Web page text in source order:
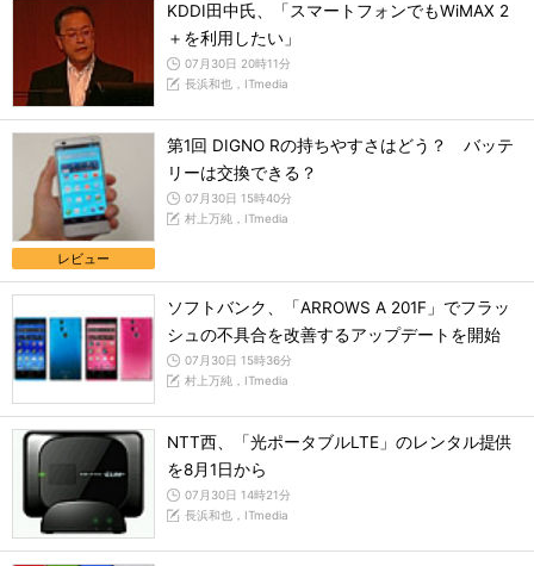
KDDI田中氏、「スマートフォンでもWiMAX 2
＋を利用したい」
07月30日 20時11分
長浜和也，ITmedia
レビュー
第1回 DIGNO Rの持ちやすさはどう？ バッテ
リーは交換できる？
07月30日 15時40分
村上万純，ITmedia
ソフトバンク、「ARROWS A 201F」でフラッ
シュの不具合を改善するアップデートを開始
07月30日 15時36分
村上万純，ITmedia
NTT西、「光ポータブルLTE」のレンタル提供
を8月1日から
07月30日 14時21分
長浜和也，ITmedia